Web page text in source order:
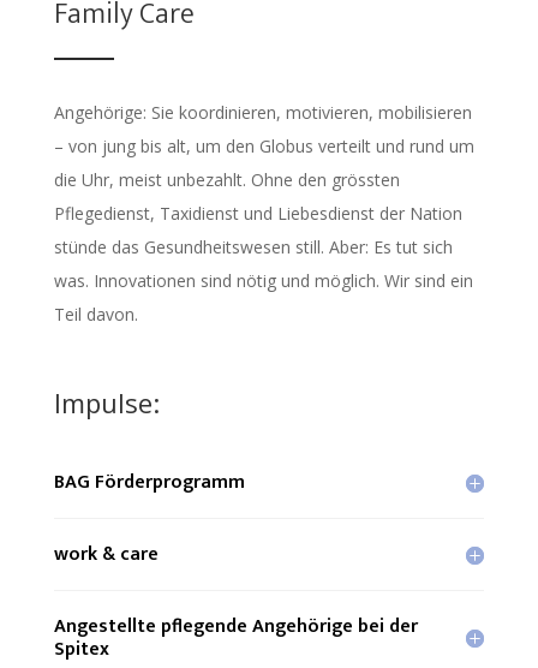
Family Care
Angehörige: Sie koordinieren, motivieren, mobilisieren
– von jung bis alt, um den Globus verteilt und rund um
die Uhr, meist unbezahlt. Ohne den grössten
Pflegedienst, Taxidienst und Liebesdienst der Nation
stünde das Gesundheitswesen still. Aber: Es tut sich
was. Innovationen sind nötig und möglich. Wir sind ein
Teil davon.
Impulse:
BAG Förderprogramm
work & care
Angestellte pflegende Angehörige bei der
Spitex